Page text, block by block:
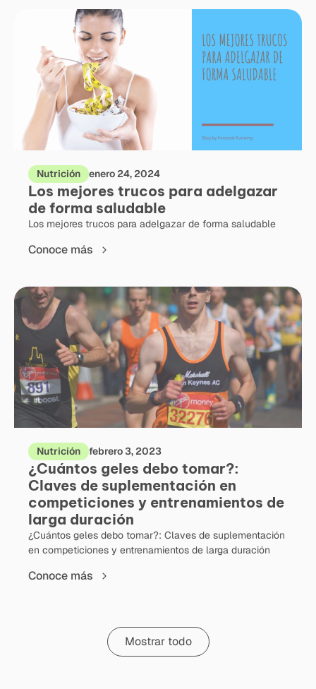
Nutrición enero 24, 2024
Los mejores trucos para adelgazar
de forma saludable
Los mejores trucos para adelgazar de forma saludable
Conoce más
Nutrición febrero 3, 2023
¿Cuántos geles debo tomar?:
Claves de suplementación en
competiciones y entrenamientos de
larga duración
¿Cuántos geles debo tomar?: Claves de suplementación
en competiciones y entrenamientos de larga duración
Conoce más
Mostrar todo